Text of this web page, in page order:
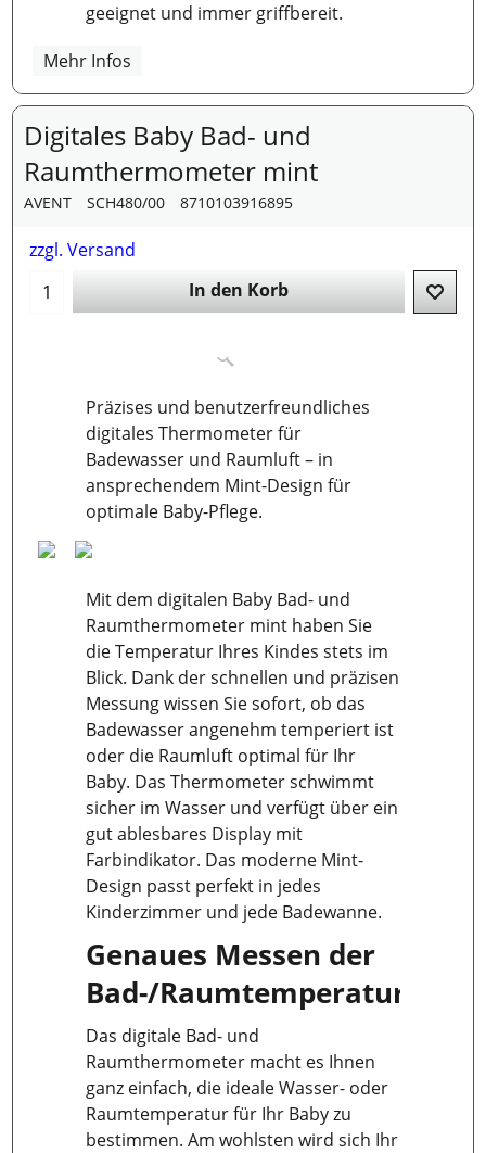
geeignet und immer griffbereit.
Mehr Infos
Digitales Baby Bad- und
Raumthermometer mint
AVENT SCH480/00 8710103916895
zzgl. Versand
In den Korb
Präzises und benutzerfreundliches
digitales Thermometer für
Badewasser und Raumluft – in
ansprechendem Mint-Design für
optimale Baby-Pflege.
Mit dem digitalen Baby Bad- und
Raumthermometer mint haben Sie
die Temperatur Ihres Kindes stets im
Blick. Dank der schnellen und präzisen
Messung wissen Sie sofort, ob das
Badewasser angenehm temperiert ist
oder die Raumluft optimal für Ihr
Baby. Das Thermometer schwimmt
sicher im Wasser und verfügt über ein
gut ablesbares Display mit
Farbindikator. Das moderne Mint-
Design passt perfekt in jedes
Kinderzimmer und jede Badewanne.
Genaues Messen der
Bad-/Raumtemperatur
Das digitale Bad- und
Raumthermometer macht es Ihnen
ganz einfach, die ideale Wasser- oder
Raumtemperatur für Ihr Baby zu
bestimmen. Am wohlsten wird sich Ihr